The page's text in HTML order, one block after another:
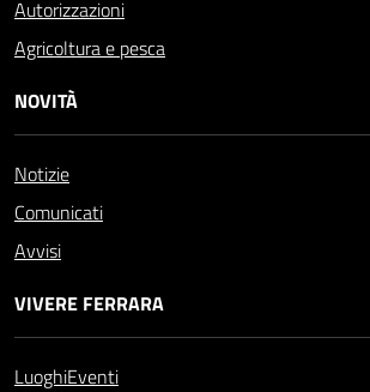
Autorizzazioni
Agricoltura e pesca
NOVITÀ
Notizie
Comunicati
Avvisi
VIVERE FERRARA
LuoghiEventi